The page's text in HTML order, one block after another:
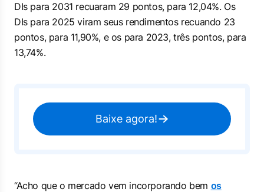
DIs para 2031 recuaram 29 pontos, para 12,04%. Os
DIs para 2025 viram seus rendimentos recuando 23
pontos, para 11,90%, e os para 2023, três pontos, para
13,74%.
Baixe agora!
“Acho que o mercado vem incorporando bem os